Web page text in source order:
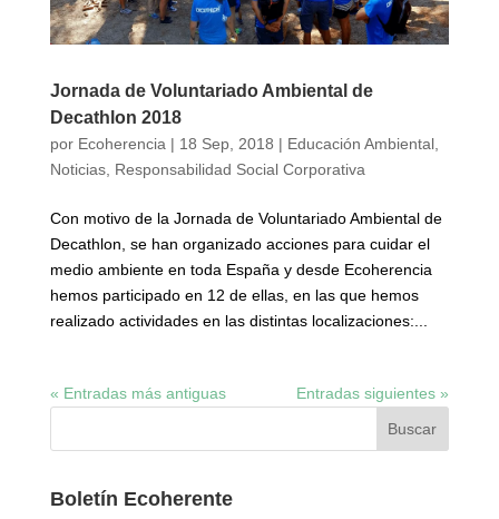
Jornada de Voluntariado Ambiental de
Decathlon 2018
por Ecoherencia | 18 Sep, 2018 | Educación Ambiental,
Noticias, Responsabilidad Social Corporativa
Con motivo de la Jornada de Voluntariado Ambiental de
Decathlon, se han organizado acciones para cuidar el
medio ambiente en toda España y desde Ecoherencia
hemos participado en 12 de ellas, en las que hemos
realizado actividades en las distintas localizaciones:...
« Entradas más antiguas Entradas siguientes »
Boletín Ecoherente